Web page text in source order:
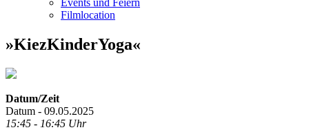
Filmlocation
»KiezKinderYoga«
Datum/Zeit
Datum - 09.05.2025
15:45 - 16:45 Uhr